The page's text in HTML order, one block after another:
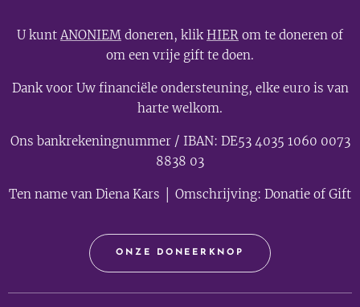
U kuntANONIEM doneren, klikHIER om te doneren of
om een vrije gift te doen.
Dank voor Uw financiële ondersteuning, elke euro is van
harte welkom.
Ons bankrekeningnummer / IBAN: DE53 4035 1060 0073
8838 03
Ten name van Diena Kars │ Omschrijving: Donatie of Gift
ONZE DONEERKNOP